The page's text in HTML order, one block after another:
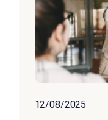
12/08/2025